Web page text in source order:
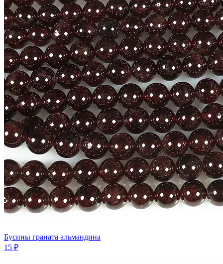
Бусины граната альмандина
15 ₽